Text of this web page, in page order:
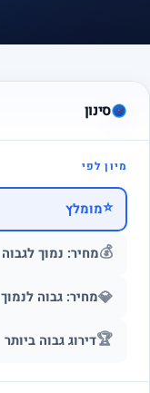
סינון
מיון לפי
⭐מומלץ
💰מחיר: נמוך לגבוה
💎מחיר: גבוה לנמוך
🏆דירוג גבוה ביותר